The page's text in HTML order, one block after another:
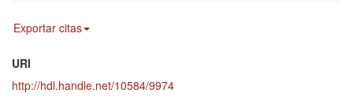
Exportar citas
URI
http://hdl.handle.net/10584/9974